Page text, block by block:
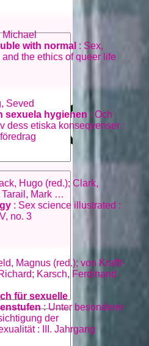
Michael
with normal : Sex,
and the ethics of queer life
Seved
sexuela hygienen : Och
dess etiska konseqvenser :
Hugo (red.); Clark,
Tarail, Mark …
: Sex science illustrated :
no. 3
Magnus (red.); von Krafft-
Karsch, Ferdinand
für sexuelle
: Unter besonderer
der
: III. Jahrgang